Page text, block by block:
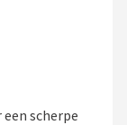
scherpe